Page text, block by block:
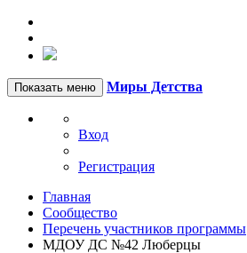
Показать меню Миры Детства
Вход
Регистрация
Главная
Сообщество
Перечень участников программы
МДОУ ДС №42 Люберцы